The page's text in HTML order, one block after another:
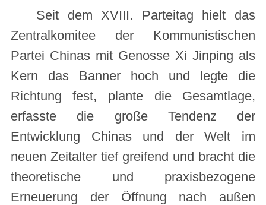
Seit dem XVIII. Parteitag hielt das
Zentralkomitee der Kommunistischen
Partei Chinas mit Genosse Xi Jinping als
Kern das Banner hoch und legte die
Richtung fest, plante die Gesamtlage,
erfasste die große Tendenz der
Entwicklung Chinas und der Welt im
neuen Zeitalter tief greifend und bracht die
theoretische und praxisbezogene
Erneuerung der Öffnung nach außen